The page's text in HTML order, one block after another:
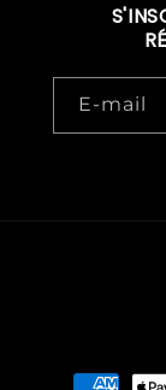
E-mail
Moyens